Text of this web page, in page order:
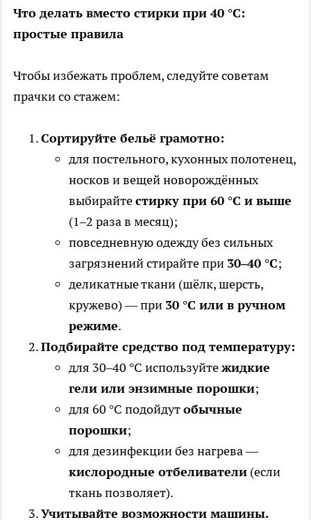
Что делать вместо стирки при 40 °C:
простые правила
Чтобы избежать проблем, следуйте советам
прачки со стажем:
Сортируйте бельё грамотно:
для постельного, кухонных полотенец,
носков и вещей новорождённых
выбирайтестирку при 60 °C и выше
(1–2 раза в месяц);
повседневную одежду без сильных
загрязнений стирайте при 30–40 °C;
деликатные ткани (шёлк, шерсть,
кружево) — при 30 °C или в ручном
режиме.
Подбирайте средство под температуру:
для 30–40 °C используйтежидкие
гели или энзимные порошки;
для 60 °C подойдутобычные
порошки;
для дезинфекции без нагрева —
кислородные отбеливатели (если
ткань позволяет).
Учитывайте возможности машины.